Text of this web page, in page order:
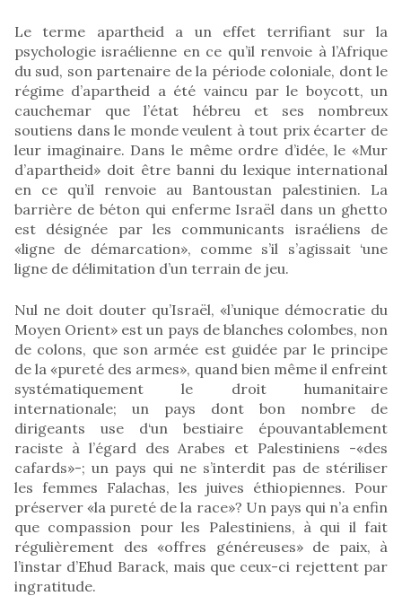
Le terme apartheid a un effet terrifiant sur la
psychologie israélienne en ce qu’il renvoie à l’Afrique
du sud, son partenaire de la période coloniale, dont le
régime d’apartheid a été vaincu par le boycott, un
cauchemar que l’état hébreu et ses nombreux
soutiens dans le monde veulent à tout prix écarter de
leur imaginaire. Dans le même ordre d’idée, le «Mur
d’apartheid» doit être banni du lexique international
en ce qu’il renvoie au Bantoustan palestinien. La
barrière de béton qui enferme Israël dans un ghetto
est désignée par les communicants israéliens de
«ligne de démarcation», comme s’il s’agissait ‘une
ligne de délimitation d’un terrain de jeu.
Nul ne doit douter qu’Israël, «l’unique démocratie du
Moyen Orient» est un pays de blanches colombes, non
de colons, que son armée est guidée par le principe
de la «pureté des armes», quand bien même il enfreint
systématiquement le droit humanitaire
internationale; un pays dont bon nombre de
dirigeants use d‘un bestiaire épouvantablement
raciste à l’égard des Arabes et Palestiniens -«des
cafards»-; un pays qui ne s’interdit pas de stériliser
les femmes Falachas, les juives éthiopiennes. Pour
préserver «la pureté de la race»? Un pays qui n’a enfin
que compassion pour les Palestiniens, à qui il fait
régulièrement des «offres généreuses» de paix, à
l’instar d’Ehud Barack, mais que ceux-ci rejettent par
ingratitude.